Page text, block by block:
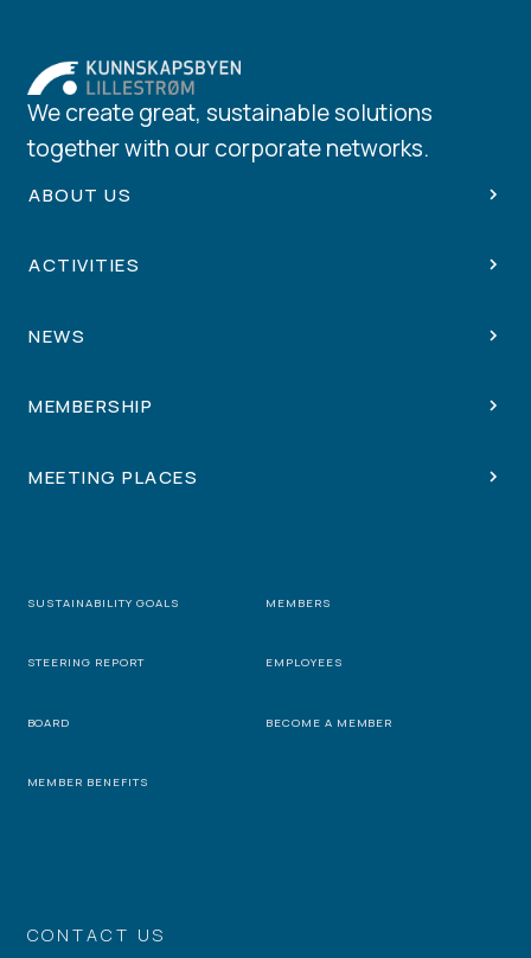
CONTACT US
We create great, sustainable solutions
together with our corporate networks.
ABOUT US
ACTIVITIES
NEWS
MEMBERSHIP
MEETING PLACES
SUSTAINABILITY GOALS MEMBERS
STEERING REPORT EMPLOYEES
BOARD BECOME A MEMBER
MEMBER BENEFITS